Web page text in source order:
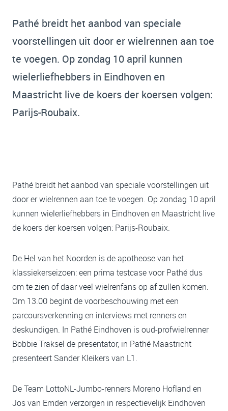
Pathé breidt het aanbod van speciale
voorstellingen uit door er wielrennen aan toe
te voegen. Op zondag 10 april kunnen
wielerliefhebbers in Eindhoven en
Maastricht live de koers der koersen volgen:
Parijs-Roubaix.
Pathé breidt het aanbod van speciale voorstellingen uit
door er wielrennen aan toe te voegen. Op zondag 10 april
kunnen wielerliefhebbers in Eindhoven en Maastricht live
de koers der koersen volgen: Parijs-Roubaix.
De Hel van het Noorden is de apotheose van het
klassiekerseizoen: een prima testcase voor Pathé dus
om te zien of daar veel wielrenfans op af zullen komen.
Om 13.00 begint de voorbeschouwing met een
parcoursverkenning en interviews met renners en
deskundigen. In Pathé Eindhoven is oud-profwielrenner
Bobbie Traksel de presentator, in Pathé Maastricht
presenteert Sander Kleikers van L1.
De Team LottoNL-Jumbo-renners Moreno Hofland en
Jos van Emden verzorgen in respectievelijk Eindhoven